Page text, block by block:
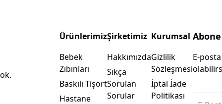
Ürünlerimiz
Bebek
Zıbınları
Baskılı Tişört
Hastane
Şirketimiz
Hakkımızda
Sıkça
Sorulan
Sorular
Kurumsal
Gizlilik
Sözleşmesi
İptal İade
Politikası
E-